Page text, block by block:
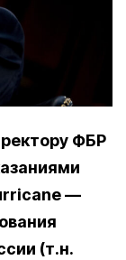
ФБР
—
(т.н.